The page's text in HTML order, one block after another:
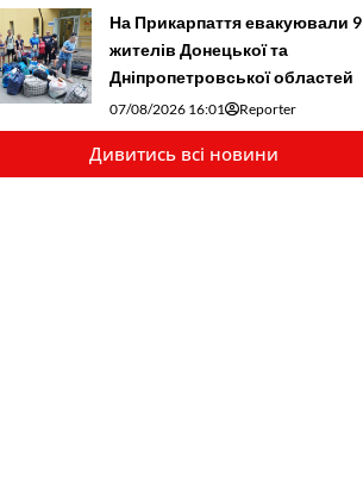
На Прикарпаття евакуювали 9
жителів Донецької та
Дніпропетровської областей
07/08/2026 16:01 Reporter
Дивитись всі новини